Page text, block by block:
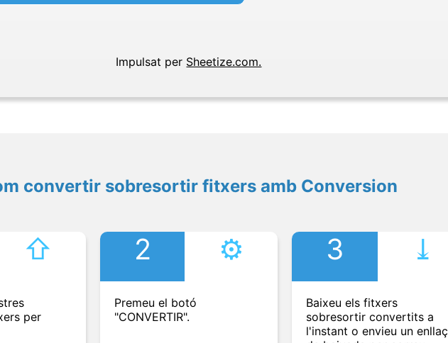
Impulsat per Sheetize.com.
convertir sobresortir fitxers amb Conversion
⇧︎
per
2 ⚙︎
Premeu el botó
"CONVERTIR".
3 ⤓︎
Baixeu els fitxers
sobresortir convertits a
l'instant o envieu un enllaç